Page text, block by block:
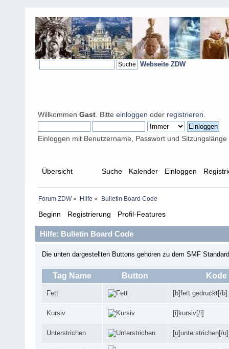
Webseite ZDW
Willkommen Gast . Bitte einloggen oder registrieren
Einloggen mit Benutzername, Passwort und Sitzungslänge
Übersicht Suche Kalender Einloggen
Forum ZDW» Hilfe » Bulletin Board Code
Beginn Registrierung Profil-Features
Hilfe: Bulletin Board Code
Die unten dargestellten Buttons gehören zu dem SMF
Tag Name Button Kode
Fett [b]fett gedruckt[/b]
Kursiv [i]kursiv[/i]
Unterstrichen [u]unterstrichen[/u]